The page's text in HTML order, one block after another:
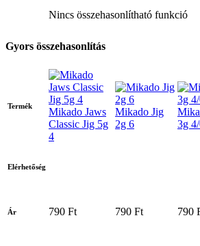
Nincs összehasonlítható funkció
Gyors összehasonlítás
Termék
Mikado Jaws
Classic Jig 5g
4
Mikado Jig
2g 6
3g
Elérhetőség
Ár 790 Ft 790 Ft 790